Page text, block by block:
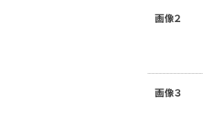
画像２
画像３